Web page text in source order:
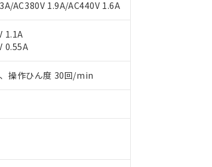
AC380V 1.9A/AC440V 1.6A
1.1A
0.55A
操作ひん度 30回/min
スの対象外となる商品もあることをご了承くださ
び標準価格とは異なる場合があることをご了承く
引先、またはお客様担当のオムロン制御機器販売
販売ネットワーク
」をご確認ください。
諾なく第三者に漏洩または開示しないようお願い
ご利用いただくには、I-Webメンバーズにご登録さ
た部品リストについて、当社および当社の共同利
以下、ポリ臭化ジフェニルエーテル類(PBDE) 1000ppm以
目は除く。
用がないことを確認しています。
することがあります。
、
、 PBDEs(ポリ臭化ジフェニルエーテル類) : 1000ppm、
) : 1000ppm、 BBP(フタル酸ブチルベンジル) : 1000ppm、
であることを示します。
に漏えいし、環境に深刻な影響を及ぼさない年数を
本国政府の輸出許可(または役務取引許可)を取得す
するなど、違法に輸出されないよう必要な手段を
器、生物兵器またはその他武器並びにこれらの製
上記1、2および3の内容を当該第三者に通知します
が違法に輸出するおそれがある場合は、取り引き
客様のお取引先、またはお客様担当のオムロン制御
い)
していない機種